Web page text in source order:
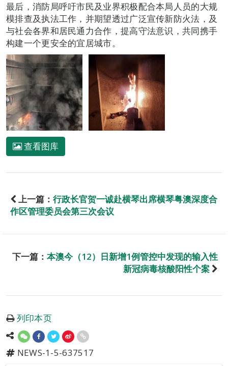
最后，消防局呼吁市民及业界积极配合本局人员的大规
模排查及执法工作，并期望透过广泛宣传新防火法，及
与社会各界和居民通力合作，提高守法意识，共同携手
构建一个更安全的宜居城市。
查看图库
上一篇： 行政长官贺一诚赴横琴出席横琴粤澳深度合
作区管理委员会第三次会议
下一篇： 本澳今（12）日新增1例管控中发现的输入性
新冠病毒核酸阳性个案
列印本页
NEWS-1-5-637517